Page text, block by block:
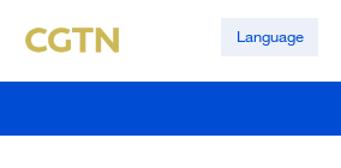
Language